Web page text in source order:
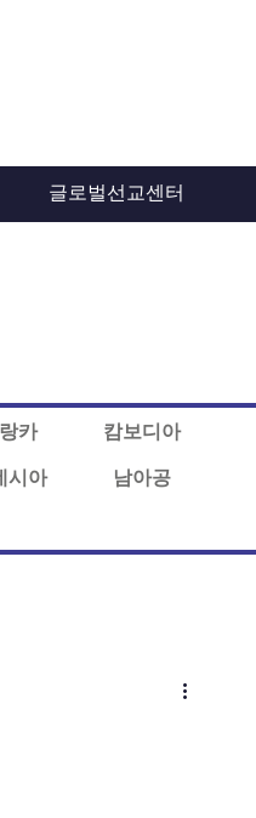
글로벌선교센터
카 캄보디아
시아 남아공